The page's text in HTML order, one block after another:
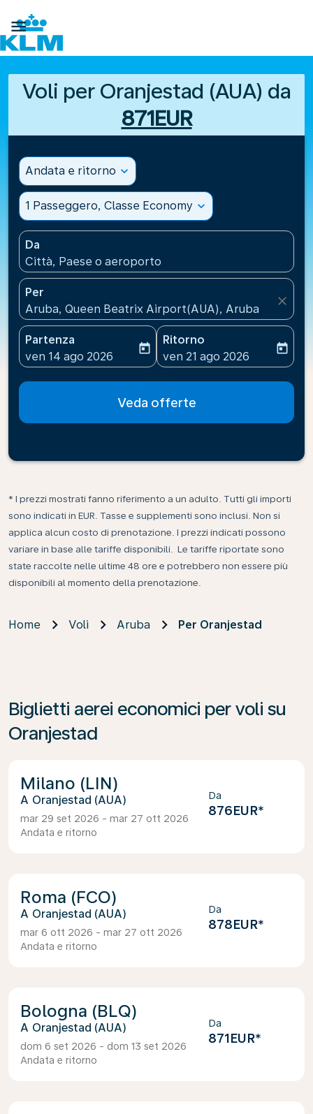

Voli per Oranjestad (AUA) da
871EUR
Andata e ritorno expand_more
1 Passeggero, Classe Economy expand_more
Da
Città, Paese o aeroporto
Per
Aruba, Queen Beatrix Airport(AUA), Aruba
close
Partenza
fc-booking-departure-date-aria-label
ven 14 ago 2026
today
Ritorno
fc-booking-return-date-
ven 21 ago 2026
today
Veda offerte
* I prezzi mostrati fanno riferimento a un adulto. Tutti gli importi
sono indicati in EUR. Tasse e supplementi sono inclusi. Non si
applica alcun costo di prenotazione. I prezzi indicati possono
variare in base alle tariffe disponibili. Le tariffe riportate sono
state raccolte nelle ultime 48 ore e potrebbero non essere più
disponibili al momento della prenotazione.
Home Voli Aruba Per Oranjestad
Biglietti aerei economici per voli su
Oranjestad
Milano (LIN)
Oranjestad (AUA)
mar 29 set 2026 - mar 27 ott 2026
Andata e ritorno
Da
876EUR*
Roma (FCO)
Oranjestad (AUA)
mar 6 ott 2026 - mar 27 ott 2026
Andata e ritorno
Da
878EUR*
Bologna (BLQ)
Oranjestad (AUA)
dom 6 set 2026 - dom 13 set 2026
Andata e ritorno
Da
871EUR*